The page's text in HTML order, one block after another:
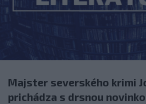
Majster severského krimi
prichádza s drsnou